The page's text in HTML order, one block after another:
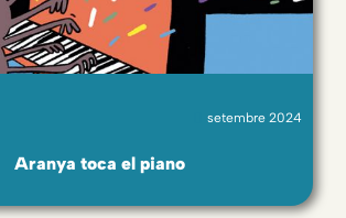
setembre 2024
Aranya toca el piano